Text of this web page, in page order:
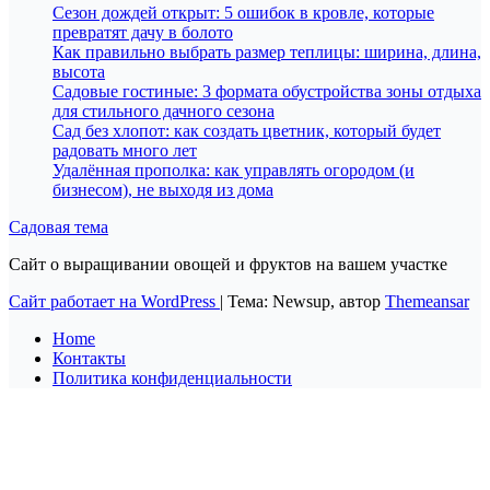
Сезон дождей открыт: 5 ошибок в кровле, которые
превратят дачу в болото
Как правильно выбрать размер теплицы: ширина, длина,
высота
Садовые гостиные: 3 формата обустройства зоны отдыха
для стильного дачного сезона
Сад без хлопот: как создать цветник, который будет
радовать много лет
Удалённая прополка: как управлять огородом (и
бизнесом), не выходя из дома
Садовая тема
Сайт о выращивании овощей и фруктов на вашем участке
Сайт работает на WordPress | Тема: Newsup, автор Themeansar
Home
Контакты
Политика конфиденциальности